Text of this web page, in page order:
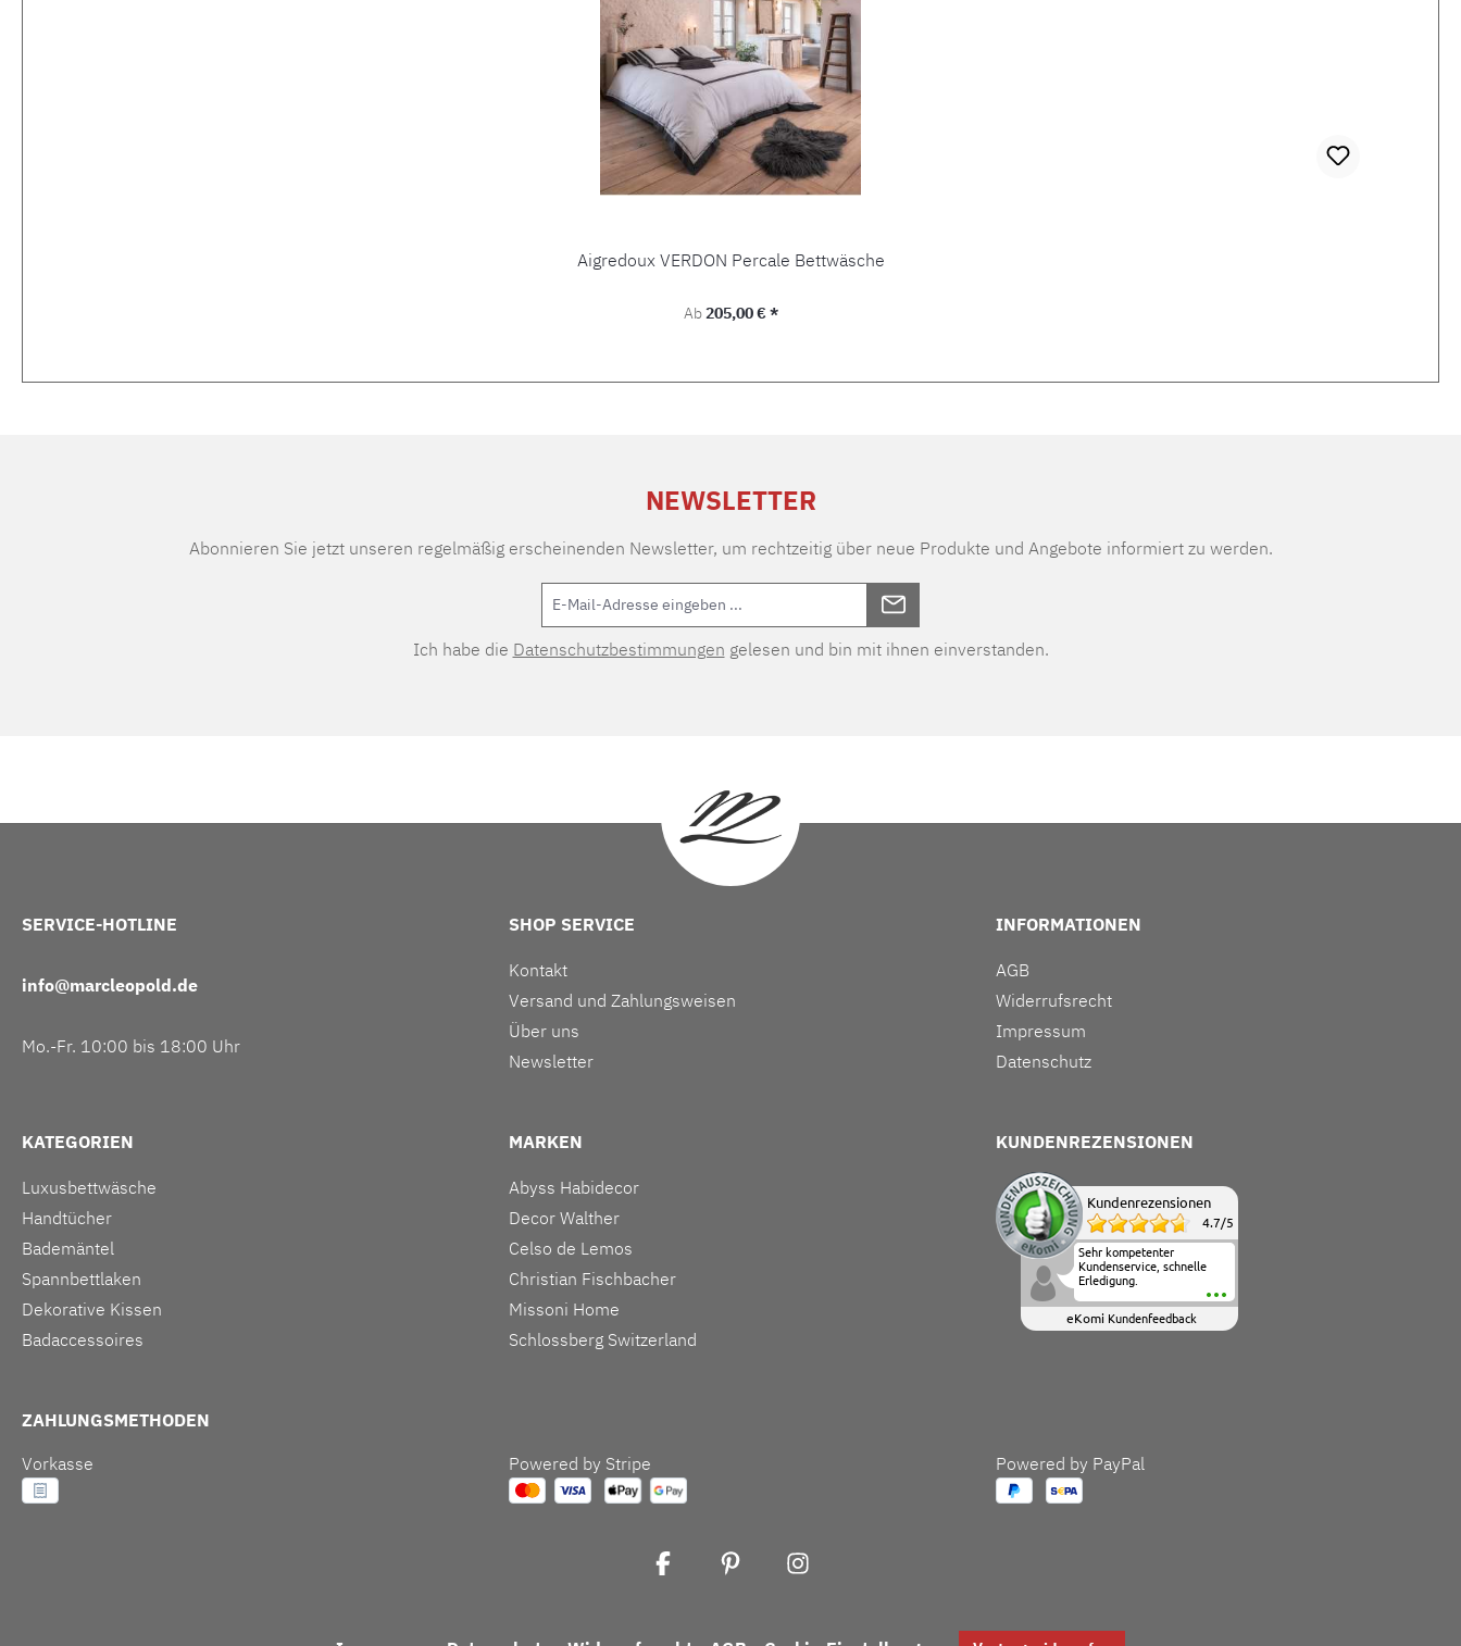
Aigredoux VERDON Percale Bettwäsche
Regulärer Preis:
Ab205,00 € *
NEWSLETTER
Abonnieren Sie jetzt unseren regelmäßig erscheinenden Newsletter, um rechtzeitig über neue Produkte und Angebote informiert zu werden.
Ich habe die Datenschutzbestimmungen gelesen und bin mit ihnen einverstanden.
SERVICE-HOTLINE
info@marcleopold.de
Mo.-Fr. 10:00 bis 18:00 Uhr
SHOP SERVICE
Kontakt
Versand und Zahlungsweisen
Über uns
Newsletter
INFORMATIONEN
AGB
Widerrufsrecht
Impressum
Datenschutz
KATEGORIEN
Luxusbettwäsche
Handtücher
Bademäntel
Spannbettlaken
Dekorative Kissen
Badaccessoires
MARKEN
Abyss Habidecor
Decor Walther
Celso de Lemos
Christian Fischbacher
Missoni Home
Schlossberg Switzerland
KUNDENREZENSIONEN
Kundenrezensionen
4.7/5
Sehr kompetenter
Kundenservice, schnelle
Erledigung.
eKomi Kundenfeedback
ZAHLUNGSMETHODEN
Vorkasse
Powered by Stripe Powered by PayPal